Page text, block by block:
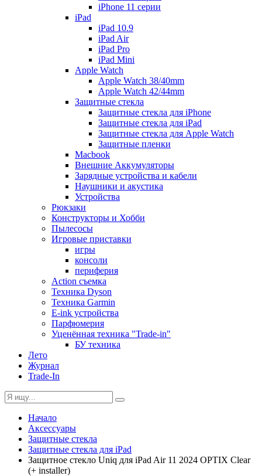
iPhone 11 серии
iPad
iPad 10.9
iPad Air
iPad Pro
iPad Mini
Apple Watch
Apple Watch 38/40mm
Apple Watch 42/44mm
Защитные стекла
Защитные стекла для iPhone
Защитные стекла для iPad
Защитные стекла для Apple Watch
Защитные пленки
Macbook
Внешние Аккумуляторы
Зарядные устройства и кабели
Наушники и акустика
Устройства
Рюкзаки
Конструкторы и Хобби
Пылесосы
Игровые приставки
игры
консоли
периферия
Action съемка
Техника Dyson
Техника Garmin
E-ink устройства
Парфюмерия
Уценённая техника "Trade-in"
БУ техника
Лето
Журнал
Trade-In
Начало
Аксессуары
Защитные стекла
Защитные стекла для iPad
Защитное стекло Uniq для iPad Air 11 2024 OPTIX Clear
(+ installer)